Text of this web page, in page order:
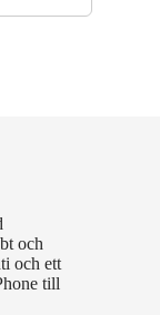
och
och ett
till